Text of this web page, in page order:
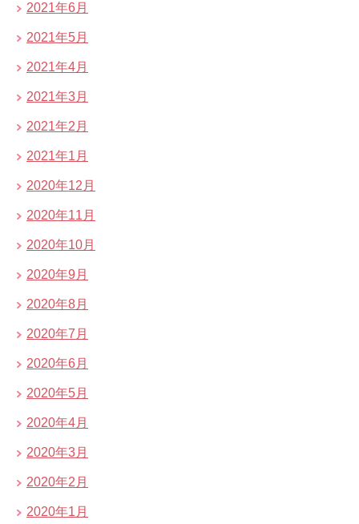
2021年6月
2021年5月
2021年4月
2021年3月
2021年2月
2021年1月
2020年12月
2020年11月
2020年10月
2020年9月
2020年8月
2020年7月
2020年6月
2020年5月
2020年4月
2020年3月
2020年2月
2020年1月